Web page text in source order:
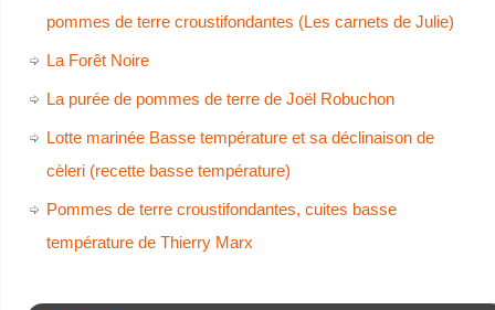
pommes de terre croustifondantes (Les carnets de Julie)
La Forêt Noire
La purée de pommes de terre de Joël Robuchon
Lotte marinée Basse température et sa déclinaison de
cèleri (recette basse température)
Pommes de terre croustifondantes, cuites basse
température de Thierry Marx